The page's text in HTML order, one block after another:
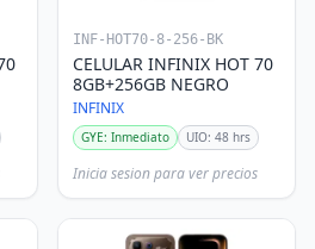
INF-HOT70-8-256-BK
CELULAR INFINIX HOT 70
8GB+256GB NEGRO
INFINIX
GYE: Inmediato UIO: 48 hrs
Inicia sesion para ver precios